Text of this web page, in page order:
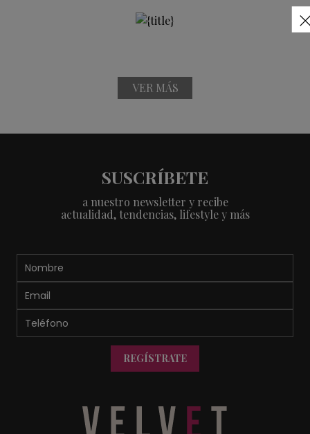
VER MÁS
SUSCRÍBETE
a nuestro newsletter y recibe
actualidad, tendencias, lifestyle y más
REGÍSTRATE